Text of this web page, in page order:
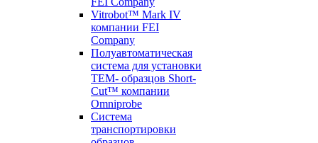
Vitrobot™ Mark IV
компании FEI
Company
Полуавтоматическая
система для установки
TEM- образцов Short-
Cut™ компании
Omniprobe
Система
транспортировки